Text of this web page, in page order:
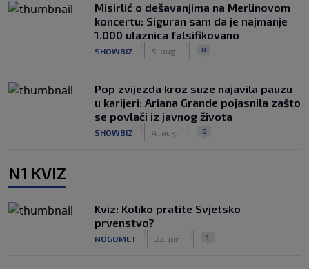
Misirlić o dešavanjima na Merlinovom
koncertu: Siguran sam da je najmanje
1.000 ulaznica falsifikovano
SHOWBIZ 5. aug. 0
Pop zvijezda kroz suze najavila pauzu
u karijeri: Ariana Grande pojasnila zašto
se povlači iz javnog života
SHOWBIZ 4. aug. 0
N1 KVIZ
Kviz: Koliko pratite Svjetsko
prvenstvo?
NOGOMET 22. jun. 1